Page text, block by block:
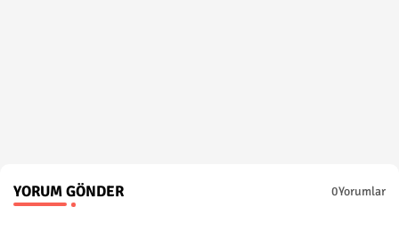
YORUM GÖNDER 0Yorumlar